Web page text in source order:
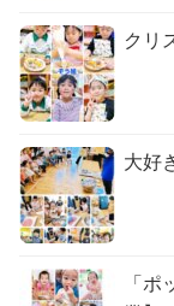
クリ
大好
「